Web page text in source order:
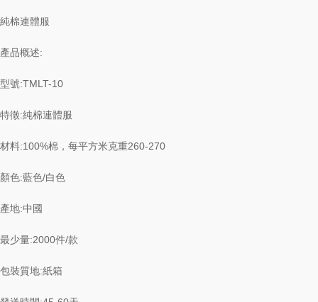
純棉連體服
產品概述:
型號:TMLT-10
特徵:純棉連體服
材料:100%棉，每平方米克重260-270
顏色:藍色/白色
產地:中國
最少量:2000件/款
包裝質地:紙箱